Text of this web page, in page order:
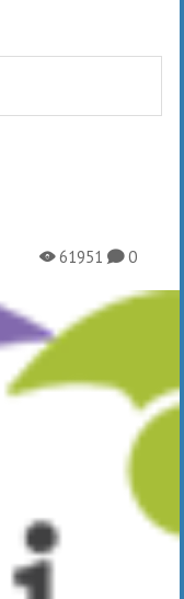
X61951K0